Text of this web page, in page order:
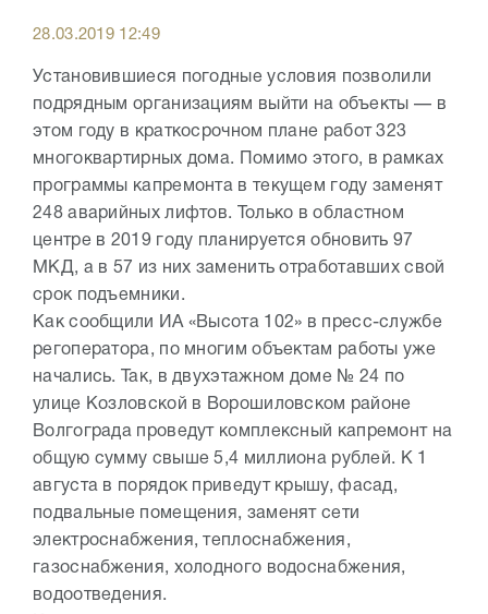
28.03.2019 12:49
Установившиеся погодные условия позволили
подрядным организациям выйти на объекты — в
этом году в краткосрочном плане работ 323
многоквартирных дома. Помимо этого, в рамках
программы капремонта в текущем году заменят
248 аварийных лифтов. Только в областном
центре в 2019 году планируется обновить 97
МКД, а в 57 из них заменить отработавших свой
срок подъемники.
Как сообщили ИА «Высота 102» в пресс-службе
регоператора, по многим объектам работы уже
начались. Так, в двухэтажном доме № 24 по
улице Козловской в Ворошиловском районе
Волгограда проведут комплексный капремонт на
общую сумму свыше 5,4 миллиона рублей. К 1
августа в порядок приведут крышу, фасад,
подвальные помещения, заменят сети
электроснабжения, теплоснабжения,
газоснабжения, холодного водоснабжения,
водоотведения.